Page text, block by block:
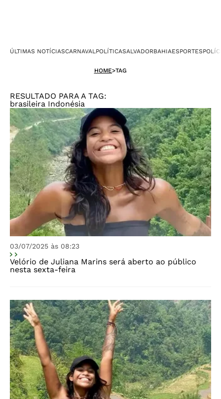
ÚLTIMAS NOTÍCIASCARNAVALPOLÍTICASALVADORBAHIAESPORTES
HOME>TAG
RESULTADO PARA A TAG:
brasileira Indonésia
03/07/2025 às 08:23
Velório de Juliana Marins será aberto ao público
nesta sexta-feira